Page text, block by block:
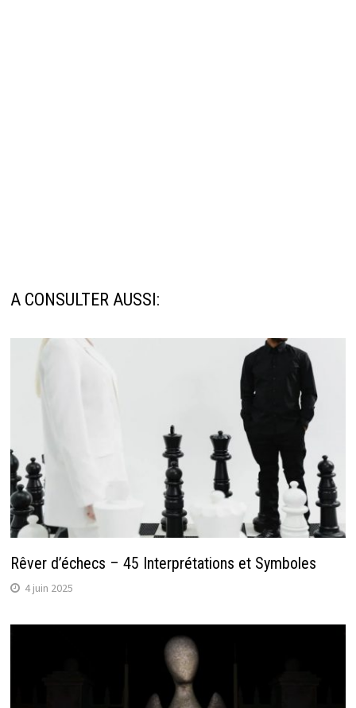
A CONSULTER AUSSI:
Rêver d’échecs – 45 Interprétations et Symboles
4 juin 2025